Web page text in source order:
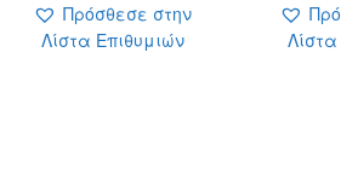
Πρόσθεσε στην
Λίστα Επιθυμιών